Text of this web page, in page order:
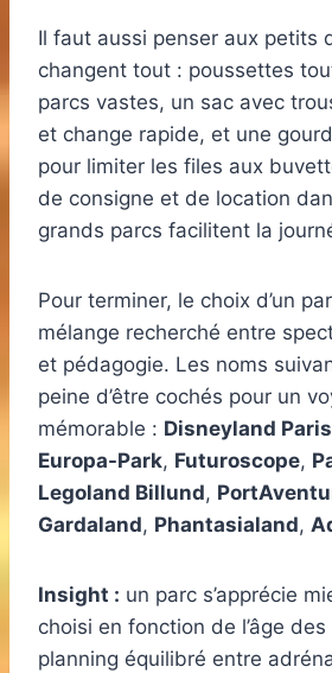
Il faut aussi penser aux petits
changent tout : poussettes
parcs vastes, un sac avec
et change rapide, et une
pour limiter les files aux
de consigne et de location
grands parcs facilitent la
Pour terminer, le choix d’un
mélange recherché entre
et pédagogie. Les noms
peine d’être cochés pour un
mémorable : Disneyland Paris
Europa-Park, Futuroscope,
Legoland Billund,
Gardaland, Phantasialand,
Insight : un parc s’apprécie
choisi en fonction de l’âge des
planning équilibré entre